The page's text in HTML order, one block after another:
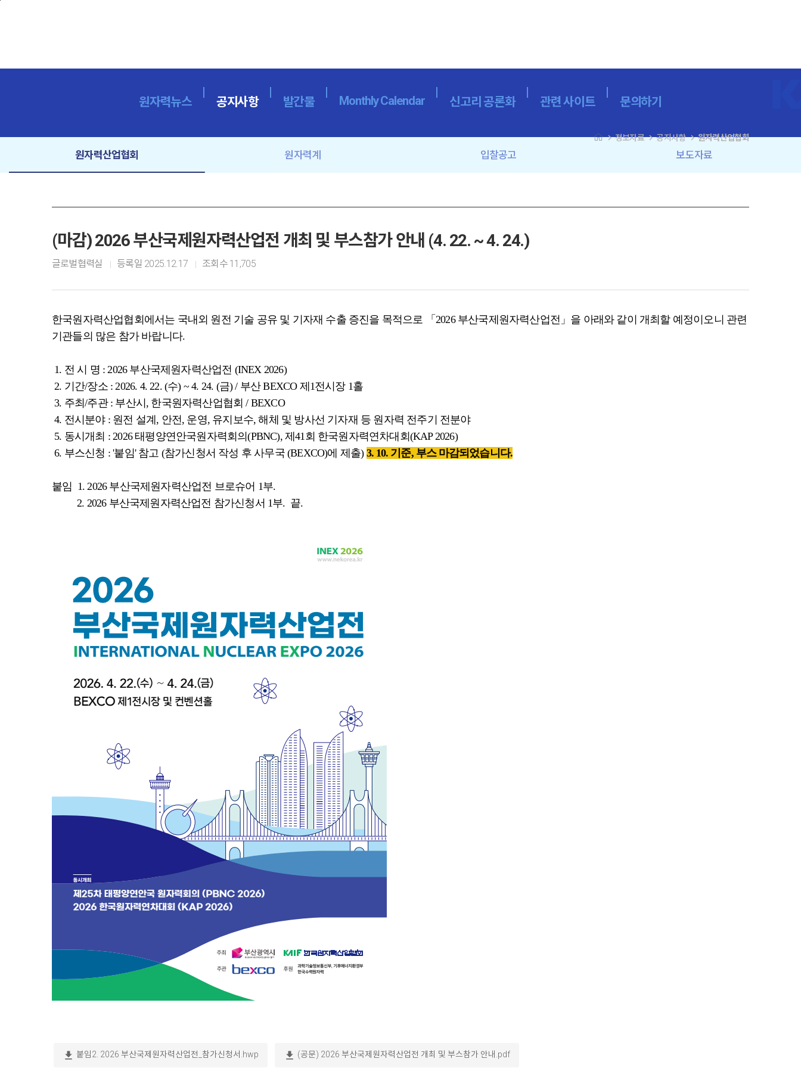
원자력뉴스 공지사항 발간물 Monthly Calendar 신고리 공론화 관련 사이트 문의하기
원자력산업협회 원자력계 입찰공고 보도자료
navigate_next정보자료navigate_next공지사항navigate_next원자력산업협회
(마감) 2026 부산국제원자력산업전 개최 및 부스참가 안내 (4. 22. ~ 4. 24.)
글로벌협력실 등록일 2025.12.17 조회수11,705
한국원자력산업협회에서는 국내외 원전 기술 공유 및 기자재 수출 증진을 목적으로 「2026 부산국제원자력산업전」을 아래와 같이 개최할 예정이오니 관련
기관들의 많은 참가 바랍니다.
1. 전 시 명 : 2026 부산국제원자력산업전 (INEX 2026)
2. 기간/장소 : 2026. 4. 22. (수) ~ 4. 24. (금) ​/ 부산 BEXCO 제1전시장 1홀
3. 주최/주관 : 부산시, 한국원자력산업협회 / BEXCO
4. 전시분야 : 원전 설계, 안전, 운영, 유지보수, 해체 및 방사선 기자재 등 원자력 전주기 전분야
5. 동시개최 : 2026 태평양연안국원자력회의(PBNC), 제41회 한국원자력연차대회(KAP 2026)
6. 부스신청 : '붙임' 참고 (참가신청서 작성 후 사무국 (BEXCO)에 제출) 3. 10. 기준, 부스 마감되었습니다.
붙임 1. 2026 부산국제원자력산업전 브로슈어 1부.
2. 2026 부산국제원자력산업전 참가신청서 1부. 끝.
download 붙임2. 2026 부산국제원자력산업전_참가신청서.hwp download (공문) 2026 부산국제원자력산업전 개최 및 부스참가 안내.pdf